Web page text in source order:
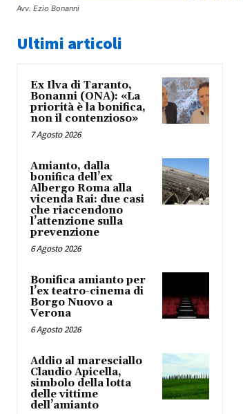
Avv. Ezio Bonanni
Ultimi articoli
Ex Ilva di Taranto,
Bonanni (ONA): «La
priorità è la bonifica,
non il contenzioso»
7 Agosto 2026
Amianto, dalla
bonifica dell’ex
Albergo Roma alla
vicenda Rai: due casi
che riaccendono
l’attenzione sulla
prevenzione
6 Agosto 2026
Bonifica amianto per
l’ex teatro-cinema di
Borgo Nuovo a
Verona
6 Agosto 2026
Addio al maresciallo
Claudio Apicella,
simbolo della lotta
delle vittime
dell’amianto